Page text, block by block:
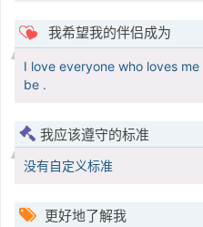
我希望我的伴侣成为
I love everyone who loves
be .
我应该遵守的标准
没有自定义标准
更好地了解我